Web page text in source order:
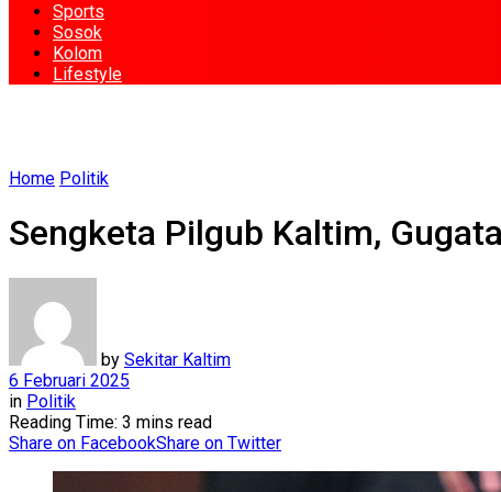
Sports
Sosok
Kolom
Lifestyle
Home Politik
Sengketa Pilgub Kaltim,
by Sekitar Kaltim
6 Februari 2025
in Politik
Reading Time: 3 mins read
Share on FacebookShare on Twitter